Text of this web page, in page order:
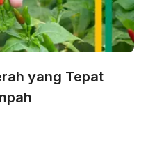
yang Tepat